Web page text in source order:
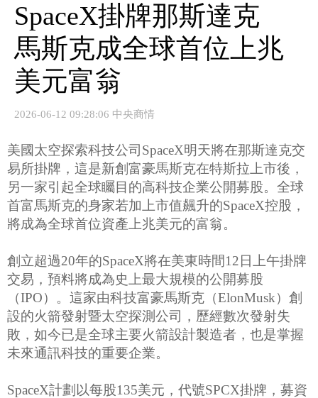
SpaceX掛牌那斯達克
馬斯克成全球首位上兆
美元富翁
2026-06-12 09:28:06 中央商情
美國太空探索科技公司SpaceX明天將在那斯達克交
易所掛牌，這是新創富豪馬斯克在特斯拉上市後，
另一家引起全球矚目的高科技企業公開募股。全球
首富馬斯克的身家若加上市值飆升的SpaceX控股，
將成為全球首位資產上兆美元的富翁。
創立超過20年的SpaceX將在美東時間12日上午掛牌
交易，預料將成為史上最大規模的公開募股
（IPO）。這家由科技富豪馬斯克（ElonMusk）創
設的火箭發射暨太空探測公司，歷經數次發射失
敗，如今已是全球主要火箭設計製造者，也是掌握
未來通訊科技的重要企業。
SpaceX計劃以每股135美元，代號SPCX掛牌，募資